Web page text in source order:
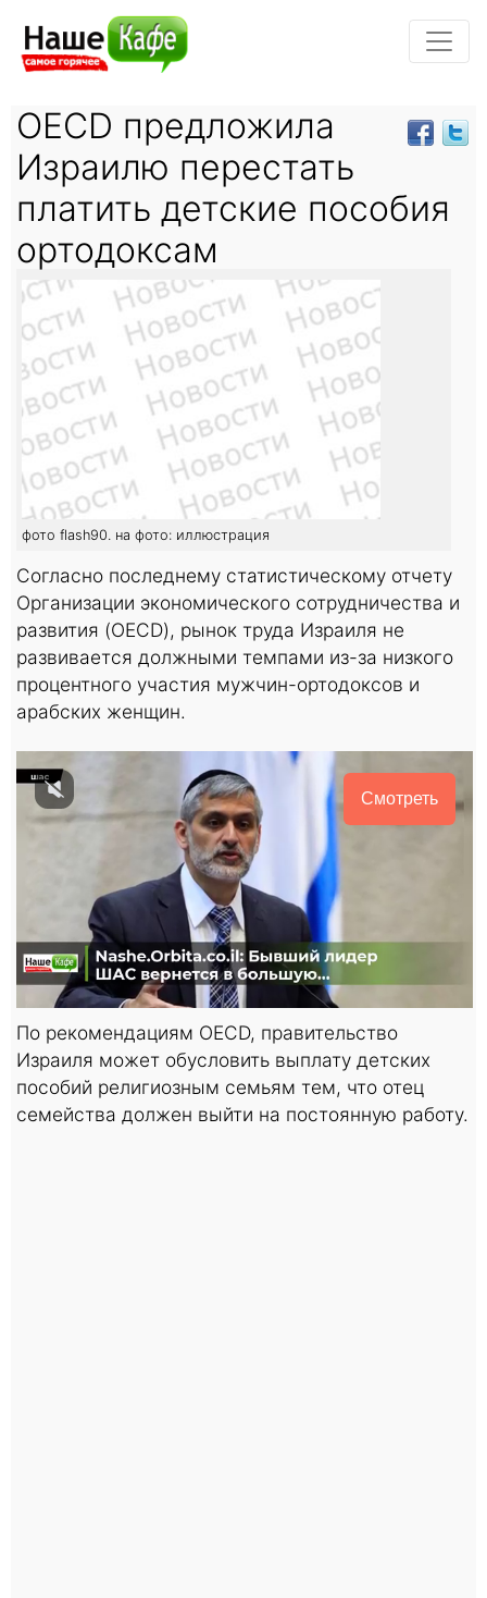
OECD предложила
Израилю перестать
платить детские пособия
ортодоксам
фото flash90. на фото: иллюстрация
Согласно последнему статистическому отчету
Организации экономического сотрудничества и
развития (OECD), рынок труда Израиля не
развивается должными темпами из-за низкого
процентного участия мужчин-ортодоксов и
арабских женщин.
Смотреть
По рекомендациям OECD, правительство
Израиля может обусловить выплату детских
пособий религиозным семьям тем, что отец
семейства должен выйти на постоянную работу.